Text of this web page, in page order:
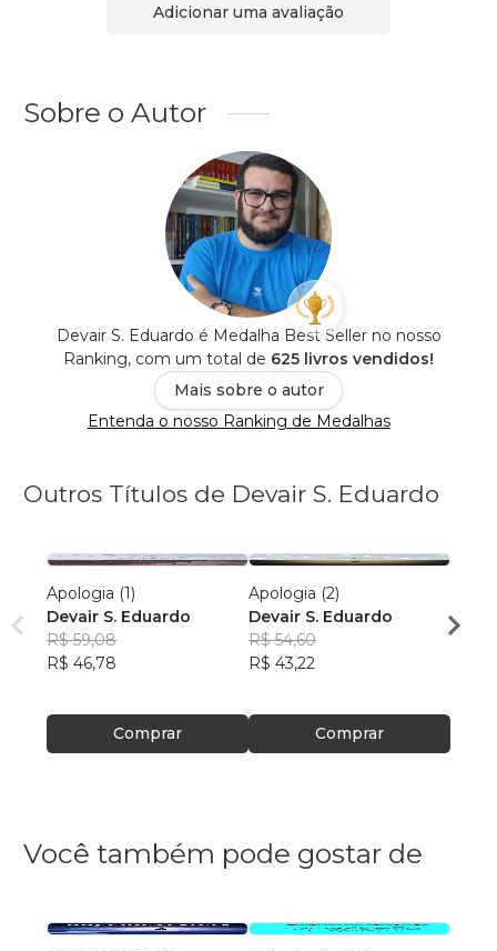
Adicionar uma avaliação
Sobre o Autor
Devair S. Eduardo é Medalha Best Seller no nosso
Ranking, com um total de 625 livros vendidos!
Mais sobre o autor
Entenda o nosso Ranking de Medalhas
Outros Títulos de Devair S. Eduardo
Apologia (1)
Devair S. Eduardo
R$ 59,08
R$ 46,78
Comprar
Apologia (2)
Devair S. Eduardo
R$ 54,60
R$ 43,22
Comprar
R$
Você também pode gostar de